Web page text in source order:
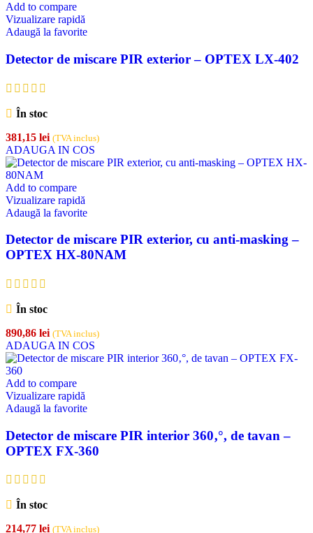
Add to compare
Vizualizare rapidă
Adaugă la favorite
Detector de miscare PIR exterior – OPTEX LX-402
În stoc
381,15 lei (TVA inclus)
ADAUGA IN COS
Add to compare
Vizualizare rapidă
Adaugă la favorite
Detector de miscare PIR exterior, cu anti-masking –
OPTEX HX-80NAM
În stoc
890,86 lei (TVA inclus)
ADAUGA IN COS
Add to compare
Vizualizare rapidă
Adaugă la favorite
Detector de miscare PIR interior 360‚°, de tavan –
OPTEX FX-360
În stoc
214,77 lei (TVA inclus)